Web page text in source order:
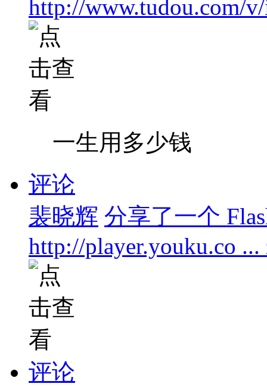
http://www.tudou.com/
一生用多少钱
评论
裴晓辉 分享了一个
http://player.youku.co
评论